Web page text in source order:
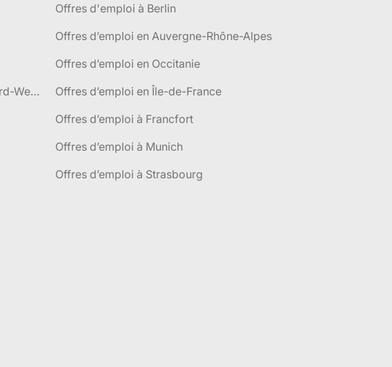
Offres d'emploi à Berlin
Offres d’emploi en Auvergne-Rhône-Alpes
Offres d’emploi en Occitanie
Offres d’emploi en Rhénanie-du-Nord-Westphalie
Offres d’emploi en Île-de-France
Offres d’emploi à Francfort
Offres d’emploi à Munich
Offres d’emploi à Strasbourg